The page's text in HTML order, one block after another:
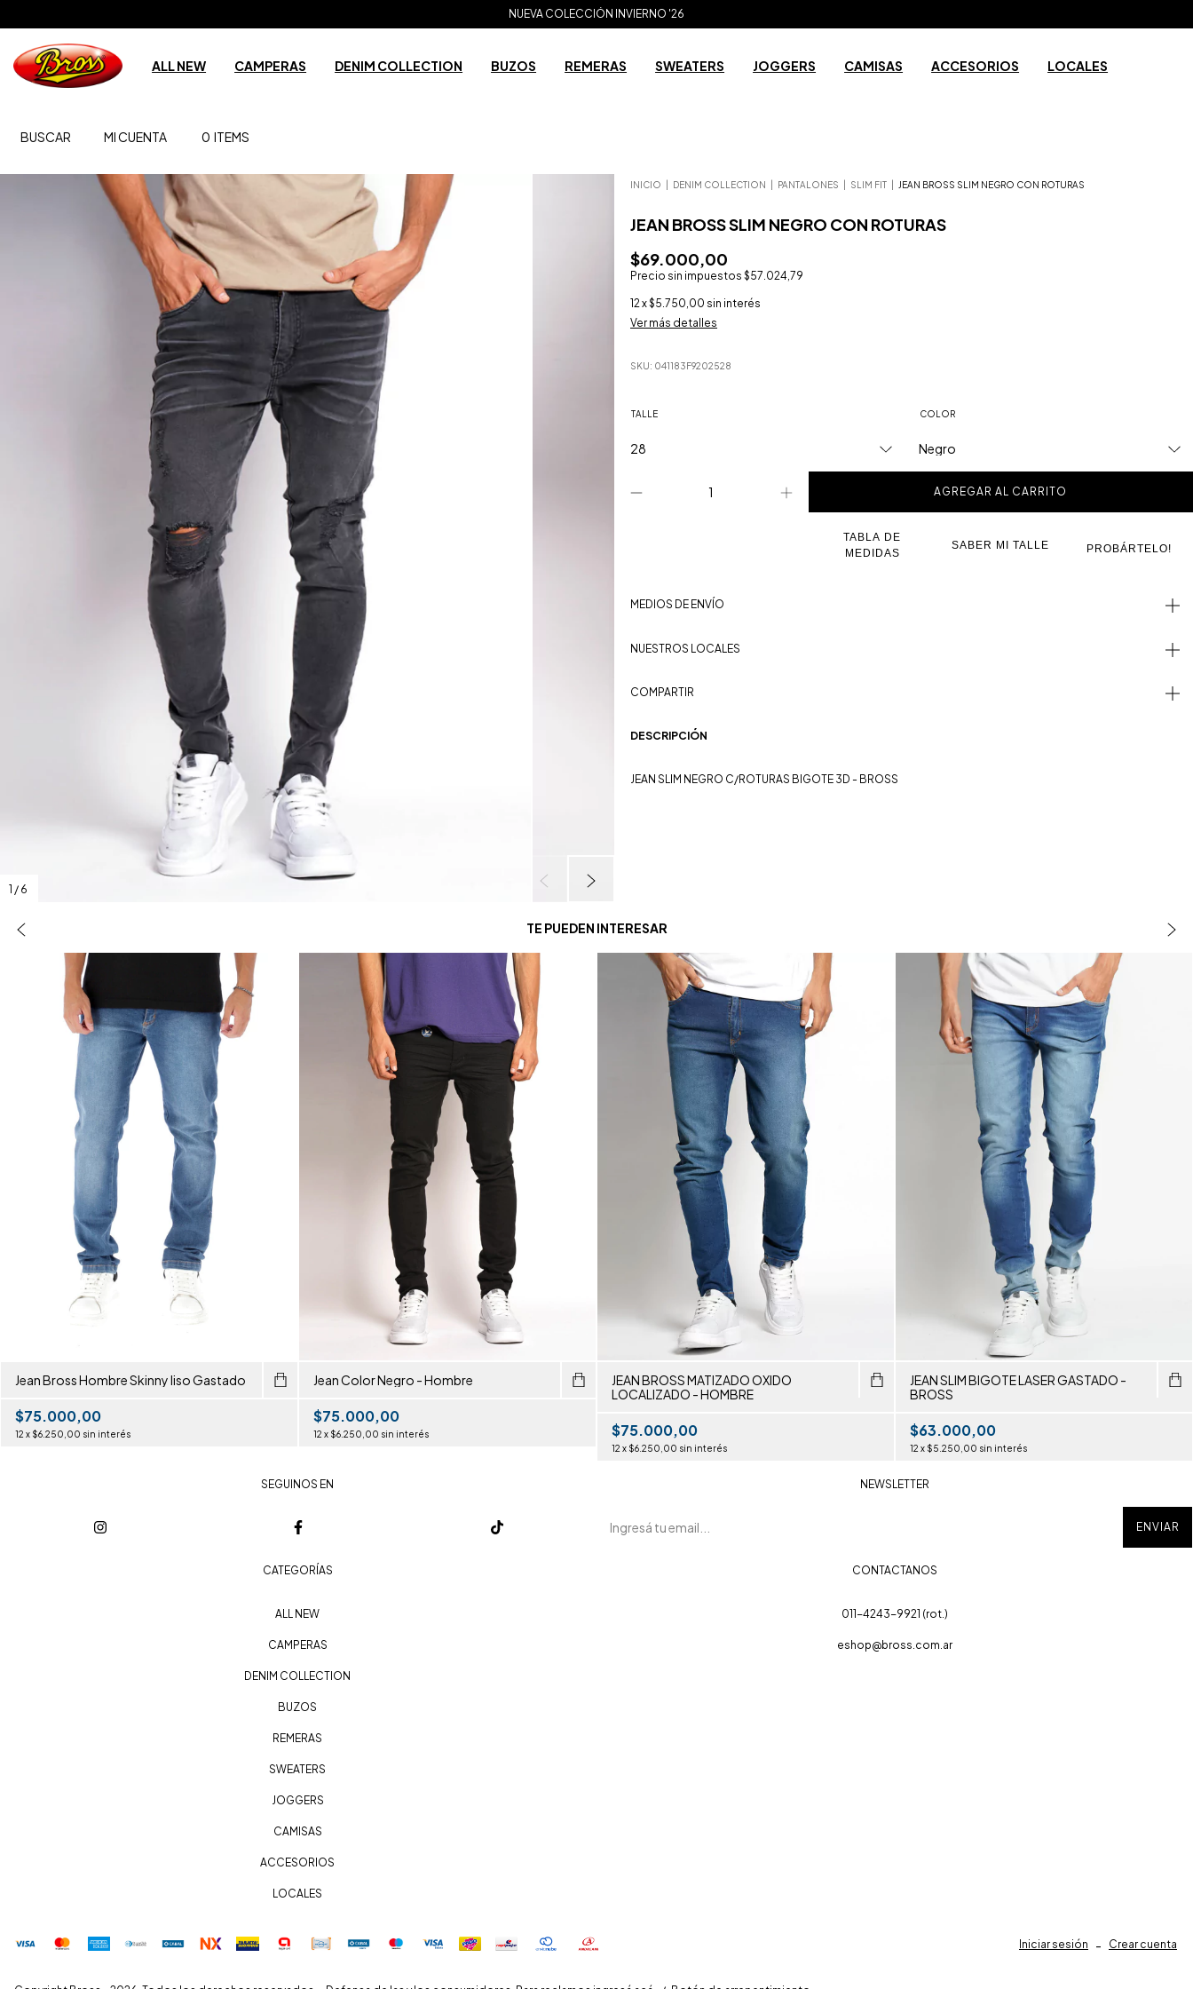
ENVÍO GRATIS A PARTIR DE $200.000
ALL NEW CAMPERAS DENIM COLLECTION BUZOS REMERAS SWEATERS JOGGERS CAMISAS ACCESORIOS LOCALES
BUSCAR MI CUENTA 0 ITEMS
1 / 6
INICIO DENIM COLLECTION PANTALONES SLIM FIT JEAN BROSS SLIM NEGRO CON ROTURAS
JEAN BROSS SLIM NEGRO CON ROTURAS
$69.000,00
Precio sin impuestos $57.024,79
12 x$5.750,00 sin interés
Ver más detalles
SKU: 041183F9202528
TALLE COLOR
TABLA DE
MEDIDAS
SABER MI TALLE PROBÁRTELO!
MEDIOS DE ENVÍO
NUESTROS LOCALES
COMPARTIR
DESCRIPCIÓN
JEAN SLIM NEGRO C/ROTURAS BIGOTE 3D - BROSS
TE PUEDEN INTERESAR
Jean Bross Hombre Skinny liso Gastado
$75.000,00
12 x $6.250,00 sin interés
Jean Color Negro - Hombre
$75.000,00
12 x $6.250,00 sin interés
JEAN BROSS MATIZADO OXIDO
LOCALIZADO - HOMBRE
$75.000,00
12 x $6.250,00 sin interés
JEAN SLIM BIGOTE LASER GASTADO -
BROSS
$63.000,00
12 x $5.250,00 sin interés
SEGUINOS EN NEWSLETTER
CATEGORÍAS
ALL NEW
CAMPERAS
DENIM COLLECTION
BUZOS
REMERAS
SWEATERS
JOGGERS
CAMISAS
ACCESORIOS
LOCALES
CONTACTANOS
011-4243-9921 (rot.)
eshop@bross.com.ar
Iniciar sesión - Crear cuenta